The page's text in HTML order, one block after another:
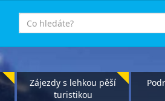
co
hledáte
Zájezdy s lehkou pěší
turistikou